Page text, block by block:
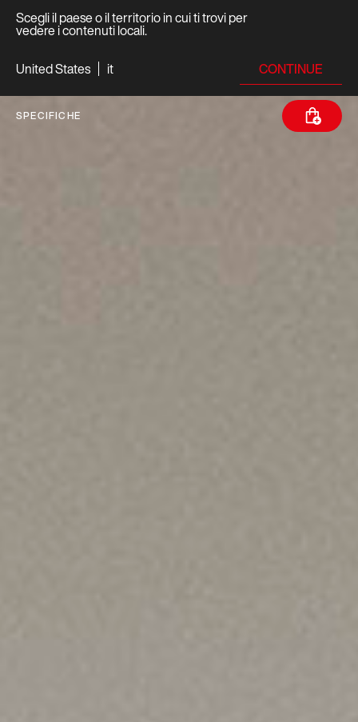
Scegli il paese o il territorio in cui ti trovi per
vedere i contenuti locali.
United States
it CONTINUE
SPECIFICHE